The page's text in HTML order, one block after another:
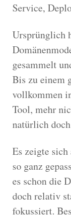
Service,
Ursprünglich
gesammelt
Bis zu einem
vollkommen
Tool, mehr
natürlich
Es zeigte
so ganz
es schon die
doch relativ
fokussiert.